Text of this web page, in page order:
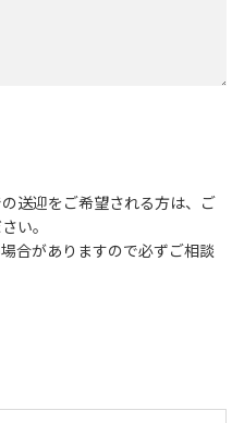
送迎をご希望される方は、ご
い。
合がありますので必ずご相談